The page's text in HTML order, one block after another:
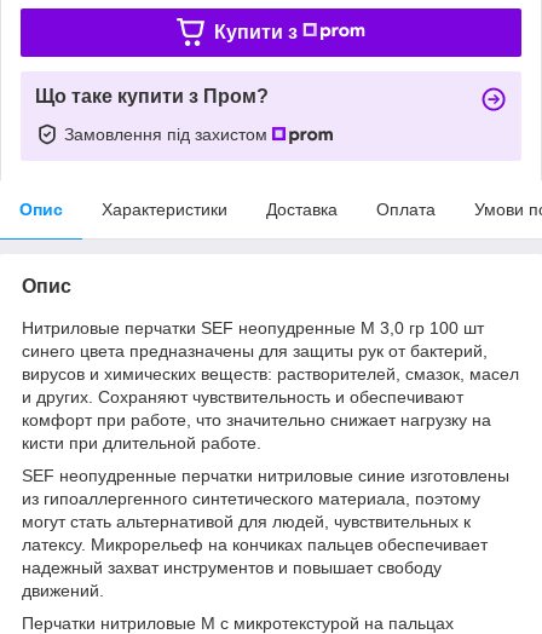
Купити з
Що таке купити з Пром?
Замовлення під захистом
Опис Характеристики Доставка Оплата Умови
Опис
Нитриловые перчатки SEF неопудренные М 3,0 гр 100 шт
синего цвета предназначены для защиты рук от бактерий,
вирусов и химических веществ: растворителей, смазок, масел
и других. Сохраняют чувствительность и обеспечивают
комфорт при работе, что значительно снижает нагрузку на
кисти при длительной работе.
SEF неопудренные перчатки нитриловые синие изготовлены
из гипоаллергенного синтетического материала, поэтому
могут стать альтернативой для людей, чувствительных к
латексу. Микрорельеф на кончиках пальцев обеспечивает
надежный захват инструментов и повышает свободу
движений.
Перчатки нитриловые M с микротекстурой на пальцах